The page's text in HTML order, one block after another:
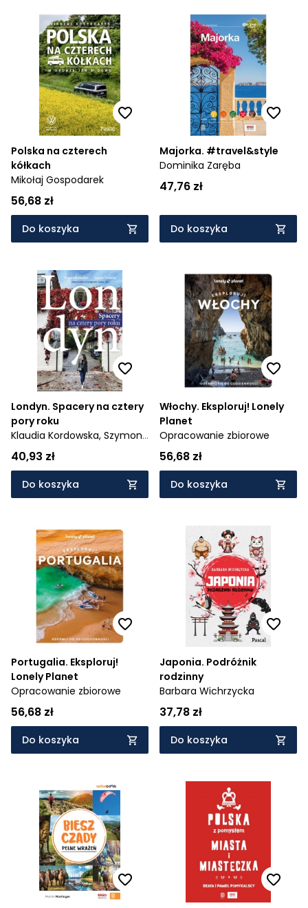
Polska na czterech
kółkach
Mikołaj Gospodarek
56,68 zł
Do koszyka
Majorka. #travel&style
Dominika Zaręba
47,76 zł
Do koszyka
Londyn. Spacery na cztery
pory roku
Klaudia Kordowska, Szymon
Kościelny
40,93 zł
Do koszyka
Włochy. Eksploruj! Lonely
Planet
Opracowanie zbiorowe
56,68 zł
Do koszyka
Portugalia. Eksploruj!
Lonely Planet
Opracowanie zbiorowe
56,68 zł
Do koszyka
Japonia. Podróżnik
rodzinny
Barbara Wichrzycka
37,78 zł
Do koszyka